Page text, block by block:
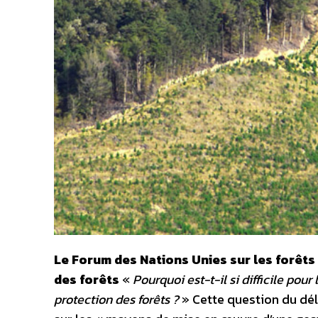
Le Forum des Nations Unies sur les
des forêts «Pourquoi est-t-il si difficile pour
protection des forêts ?» Cette question du